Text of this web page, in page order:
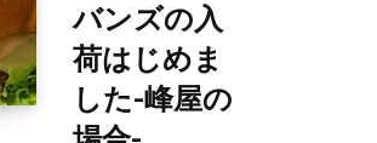
バンズの入
荷はじめま
した-峰屋の